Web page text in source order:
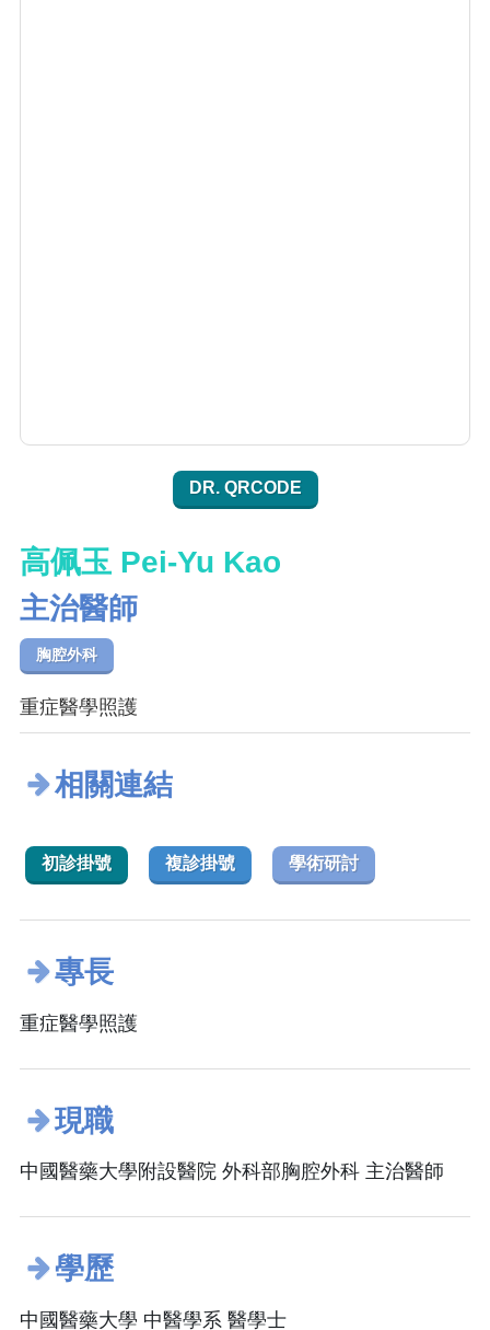
DR. QRCODE
高佩玉 Pei-Yu Kao
主治醫師
胸腔外科
重症醫學照護
相關連結
初診掛號 複診掛號 學術研討
專長
重症醫學照護
現職
中國醫藥大學附設醫院 外科部胸腔外科 主治醫師
學歷
中國醫藥大學 中醫學系 醫學士